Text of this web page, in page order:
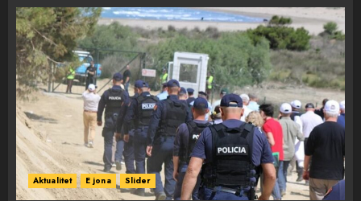
Aktualitet E jona Slider